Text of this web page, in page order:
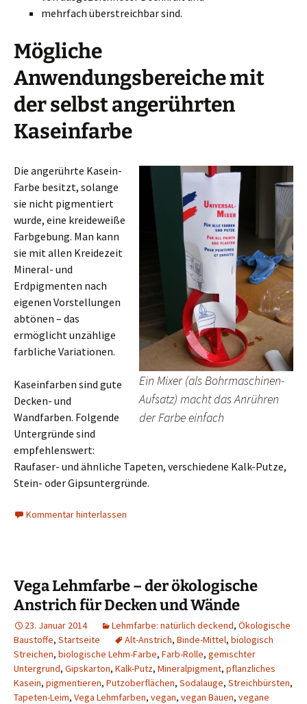
mehrfach überstreichbar sind.
Mögliche
Anwendungsbereiche mit
der selbst angerührten
Kaseinfarbe
Ein Mixer (als Bohrmaschinen-
Aufsatz) macht das Anrühren
der Farbe einfach
Die angerührte Kasein-
Farbe besitzt, solange
sie nicht pigmentiert
wurde, eine kreideweiße
Farbgebung. Man kann
sie mit allen Kreidezeit
Mineral- und
Erdpigmenten nach
eigenen Vorstellungen
abtönen – das
ermöglicht unzählige
farbliche Variationen.
Kaseinfarben sind gute
Decken- und
Wandfarben. Folgende
Untergründe sind
empfehlenswert:
Raufaser- und ähnliche Tapeten, verschiedene Kalk-Putze,
Stein- oder Gipsuntergründe.
Kommentar hinterlassen
Vega Lehmfarbe – der ökologische
Anstrich für Decken und Wände
23. Januar 2014 Lehmfarbe: natürlich deckend, Ökologische
Baustoffe, Startseite Alt-Anstrich, Binde-Mittel, biologisch
Streichen, biologische Lehm-Farbe, Farb-Rolle, gemischter
Untergrund, Gipskarton, Kalk-Putz, Mineralpigment, pflanzliches
Kasein, pigmentieren, Putzoberflächen, Sodalauge, Streichbürsten,
Tapeten-Leim, Vega Lehmfarben, vegan, vegan Bauen, vegane